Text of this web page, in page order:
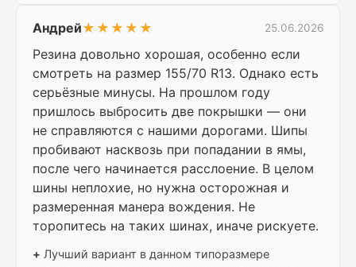
Андрей★★★★★ 25.06.2026
Резина довольно хорошая, особенно если
смотреть на размер 155/70 R13. Однако есть
серьёзные минусы. На прошлом году
пришлось выбросить две покрышки — они
не справляются с нашими дорогами. Шипы
пробивают насквозь при попадании в ямы,
после чего начинается расслоение. В целом
шины неплохие, но нужна осторожная и
размеренная манера вождения. Не
торопитесь на таких шинах, иначе рискуете.
+ Лучший вариант в данном типоразмере